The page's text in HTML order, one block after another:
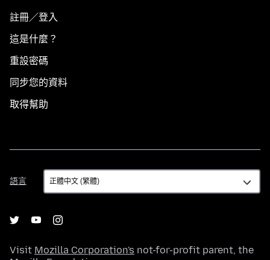
註冊／登入
這是什麼？
重設密碼
同步您的資料
取得幫助
語言
語
言
Visit Mozilla Corporation's not-for-profit parent, the